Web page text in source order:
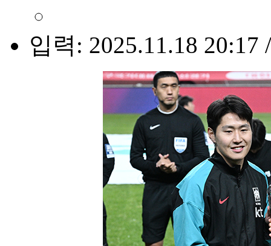
입력: 2025.11.18 20:17